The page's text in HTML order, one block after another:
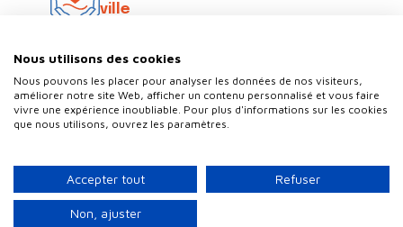
ville
Suivez-nous
Politique de confidentialité
Plan du site
Nous utilisons des cookies
Nous pouvons les placer pour analyser les données de nos visiteurs,
améliorer notre site Web, afficher un contenu personnalisé et vous faire
vivre une expérience inoubliable. Pour plus d'informations sur les cookies
que nous utilisons, ouvrez les paramètres.
Accepter tout Refuser
Non, ajuster